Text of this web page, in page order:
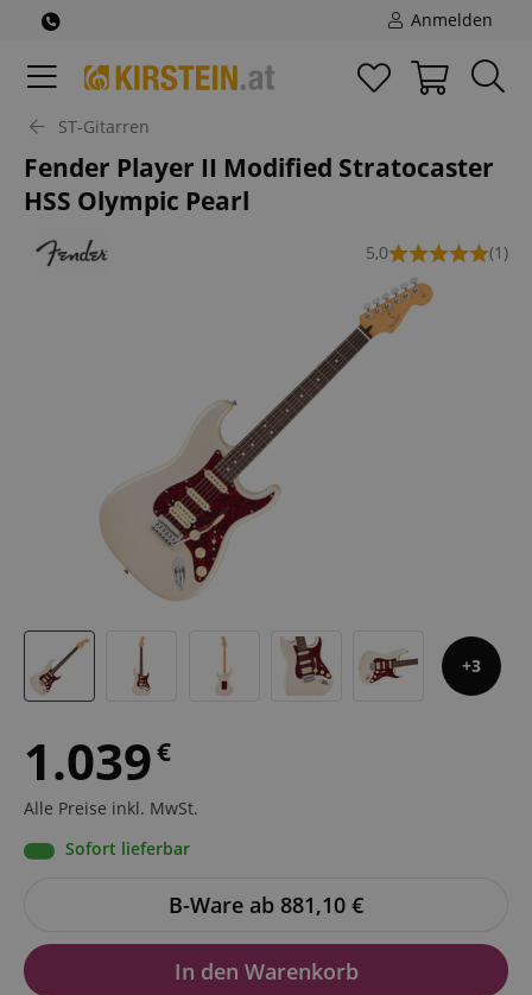
Anmelden
ST-Gitarren
Fender Player II Modified Stratocaster
HSS Olympic Pearl
5,0 (1)
3
1.039€
Alle Preise inkl. MwSt.
Sofort lieferbar
B-Ware ab 881,10 €
In den Warenkorb